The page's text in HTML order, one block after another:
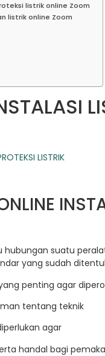
listrik online Zoom
listrik online Zoom
hubungan suatu
yang sudah
penting agar
tentang teknik
agar
handal bagi